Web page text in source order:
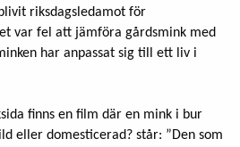
riksdagsledamot för
var fel att jämföra gårdsmink med
har anpassat sig till ett liv i
finns en film där en mink i bur
eller domesticerad? står: ”Den som